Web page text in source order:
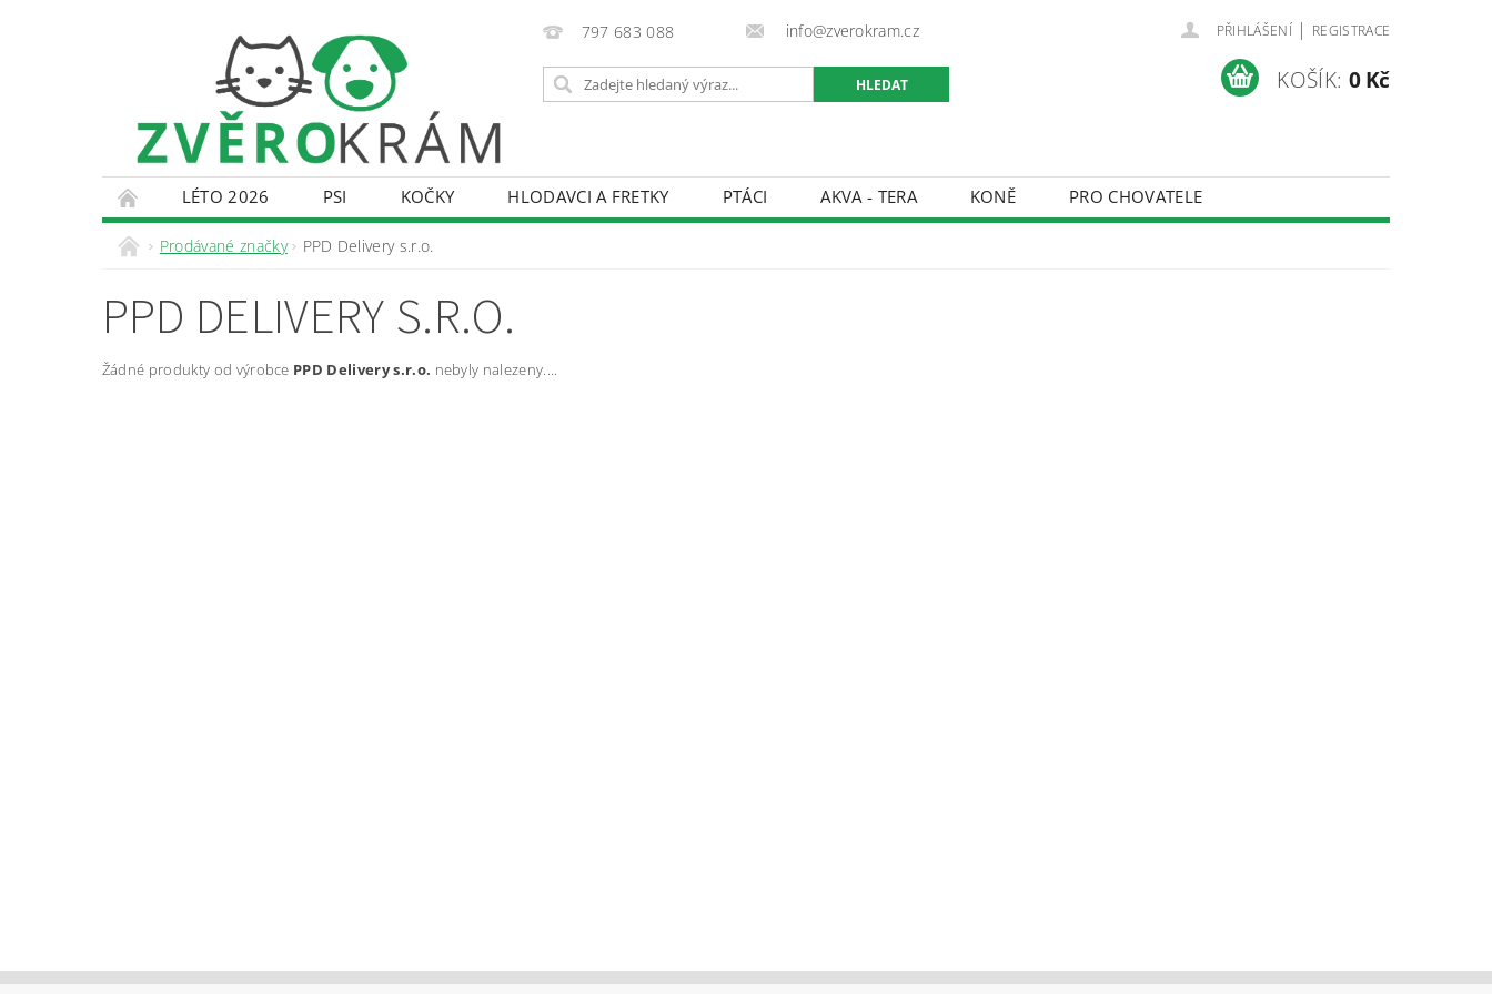
797 683 088 info@zverokram.cz PŘIHLÁŠENÍ | REGISTRACE
KOŠÍK: 0 Kč
LÉTO 2026 PSI KOČKY HLODAVCI A FRETKY PTÁCI AKVA - TERA KONĚ
PRO CHOVATELE
KONTAKTY
DOPRAVA A PLATBA
Prodávané značky PPD Delivery s.r.o.
PPD DELIVERY S.R.O.
Žádné produkty od výrobce PPD Delivery s.r.o. nebyly nalezeny....